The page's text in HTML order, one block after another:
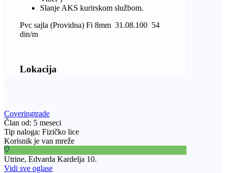
Slanje AKS kurirskom službom.
Pvc sajla (Providna) Fi 8mm 31.08.100 54
din/m
Lokacija
Coveringtrade
Član od: 5 meseci
Tip naloga: Fizičko lice
Korisnik je van mreže
Utrine, Edvarda Kardelja 10.
Vidi sve oglase